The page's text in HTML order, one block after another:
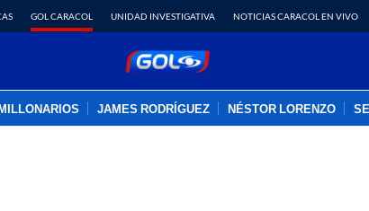
GOL CARACOL UNIDAD INVESTIGATIVA NOTICIAS CARACOL EN VIVO
JAMES RODRÍGUEZ NÉSTOR LORENZO